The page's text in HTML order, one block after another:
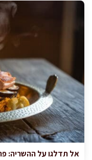
אל תדלגו על ההשריה: